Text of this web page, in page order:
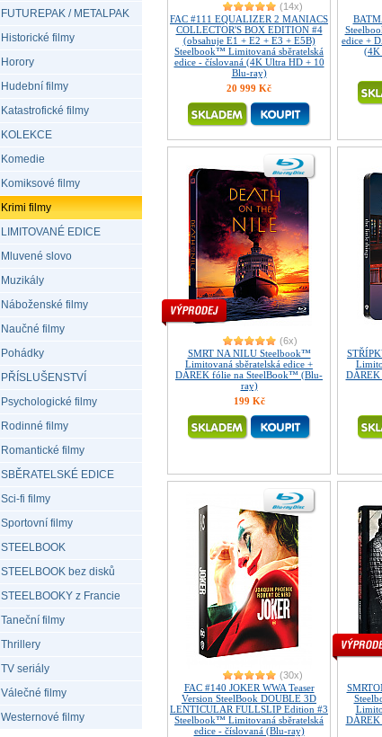
FUTUREPAK / METALPAK
Historické filmy
Horory
Hudební filmy
Katastrofické filmy
KOLEKCE
Komedie
Komiksové filmy
Krimi filmy
LIMITOVANÉ EDICE
Mluvené slovo
Muzikály
Náboženské filmy
Naučné filmy
Pohádky
PŘÍSLUŠENSTVÍ
Psychologické filmy
Rodinné filmy
Romantické filmy
SBĚRATELSKÉ EDICE
Sci-fi filmy
Sportovní filmy
STEELBOOK
STEELBOOK bez disků
STEELBOOKY z Francie
Taneční filmy
Thrillery
TV seriály
Válečné filmy
Westernové filmy
(14x)
FAC #111 EQUALIZER 2 MANIACS
COLLECTOR'S BOX EDITION #4
(obsahuje E1 + E2 + E3 + E5B)
Steelbook™ Limitovaná sběratelská
edice - číslovaná (4K Ultra HD + 10
Blu-ray)
20 999 Kč
edice +
(4K
(6x)
SMRT NA NILU Steelbook™
Limitovaná sběratelská edice +
DÁREK fólie na SteelBook™ (Blu-
ray)
199 Kč
(30x)
FAC #140 JOKER WWA Teaser
Version SteelBook DOUBLE 3D
LENTICULAR FULLSLIP Edition #3
Steelbook™ Limitovaná sběratelská
edice - číslovaná (Blu-ray)